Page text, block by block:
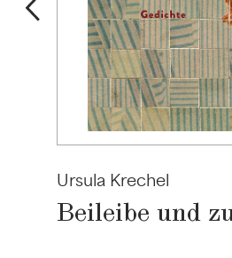
Ursula Krechel
Beileibe und